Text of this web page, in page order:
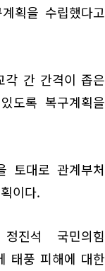
획을 수립했다고
각 간 간격이 좁은
도록 복구계획을
토대로 관계부처
이다.
진석 국민의힘
태풍 피해에 대한